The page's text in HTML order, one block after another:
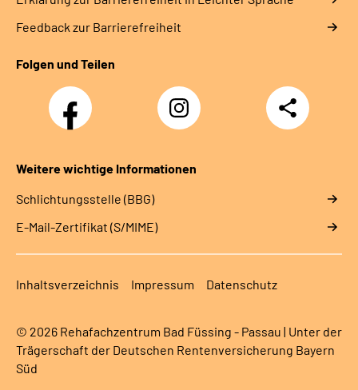
Feedback zur Barrierefreiheit
Folgen und Teilen
Facebook Instagram
Teilen
Weitere wichtige Informationen
Schlichtungsstelle (BBG)
E-Mail-Zertifikat (S/MIME)
Inhaltsverzeichnis Impressum Datenschutz
© 2026 Rehafachzentrum Bad Füssing - Passau | Unter der
Trägerschaft der Deutschen Rentenversicherung Bayern
Süd